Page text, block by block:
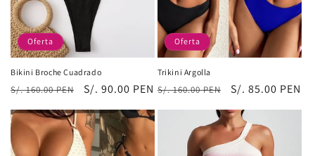
Oferta
Bikini Broche Cuadrado
Precio
S/. 160.00 PEN
Precio
oferta
S/. 90.00 PEN
Oferta
Trikini Argolla
Precio
S/. 160.00 PEN
Precio
oferta
S/. 85.00 PEN